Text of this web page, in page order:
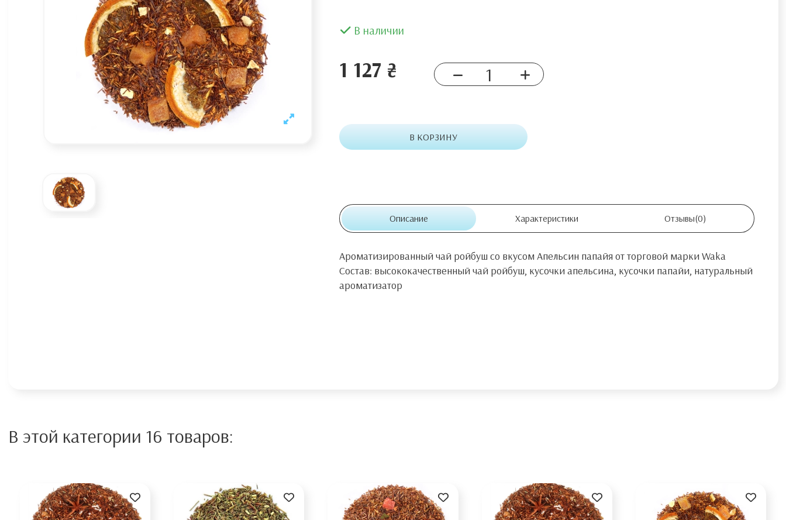
В наличии
1 127 ₴
В КОРЗИНУ
Описание Характеристики Отзывы(0)
Ароматизированный чай ройбуш со вкусом Апельсин папайя от торговой марки Waka
Состав: высококачественный чай ройбуш, кусочки апельсина, кусочки папайи, натуральный
ароматизатор
В этой категории 16 товаров: